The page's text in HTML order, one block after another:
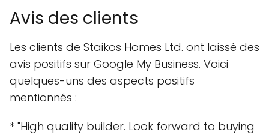
Avis des clients
Les clients de Staikos Homes Ltd. ont laissé des
avis positifs sur Google My Business. Voici
quelques-uns des aspects positifs
mentionnés :
* "High quality builder. Look forward to buying